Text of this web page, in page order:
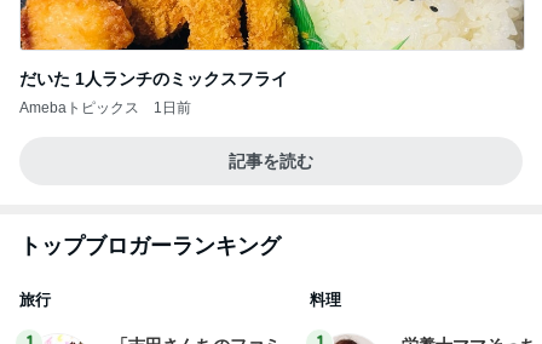
だいた 1人ランチのミックスフライ
Amebaトピックス 1日前
記事を読む
トップブロガーランキング
旅行 料理